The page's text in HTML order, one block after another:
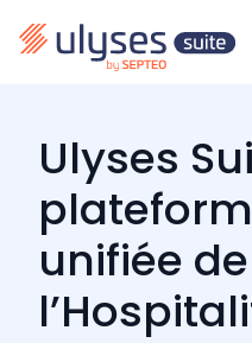
Ulyses
unifiée de